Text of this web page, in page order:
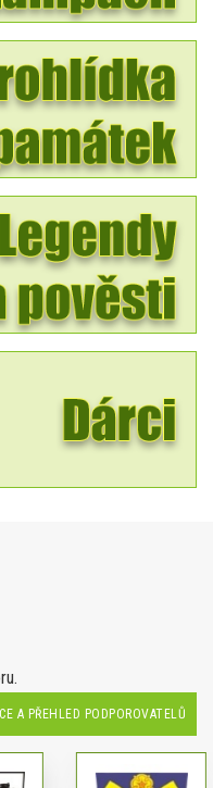
A PŘEHLED PODPOROVATELŮ